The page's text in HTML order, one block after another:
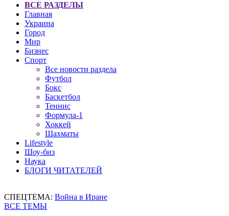
ВСЕ РАЗДЕЛЫ
Главная
Украина
Город
Мир
Бизнес
Спорт
Все новости раздела
Футбол
Бокс
Баскетбол
Теннис
Формула-1
Хоккей
Шахматы
Lifestyle
Шоу-биз
Наука
БЛОГИ ЧИТАТЕЛЕЙ
СПЕЦТЕМА: Война в Иране
ВСЕ ТЕМЫ